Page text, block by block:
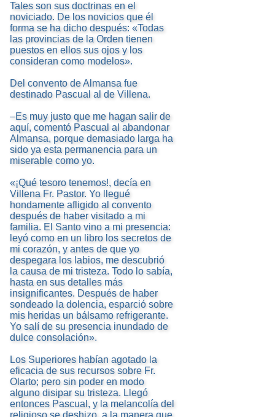
Tales son sus doctrinas en el
noviciado. De los novicios que él
forma se ha dicho después: «Todas
las provincias de la Orden tienen
puestos en ellos sus ojos y los
consideran como modelos».
Del convento de Almansa fue
destinado Pascual al de Villena.
–Es muy justo que me hagan salir de
aquí, comentó Pascual al abandonar
Almansa, porque demasiado larga ha
sido ya esta permanencia para un
miserable como yo.
«¡Qué tesoro tenemos!, decía en
Villena Fr. Pastor. Yo llegué
hondamente afligido al convento
después de haber visitado a mi
familia. El Santo vino a mi presencia:
leyó como en un libro los secretos de
mi corazón, y antes de que yo
despegara los labios, me descubrió
la causa de mi tristeza. Todo lo sabía,
hasta en sus detalles más
insignificantes. Después de haber
sondeado la dolencia, esparció sobre
mis heridas un bálsamo refrigerante.
Yo salí de su presencia inundado de
dulce consolación».
Los Superiores habían agotado la
eficacia de sus recursos sobre Fr.
Olarto; pero sin poder en modo
alguno disipar su tristeza. Llegó
entonces Pascual, y la melancolía del